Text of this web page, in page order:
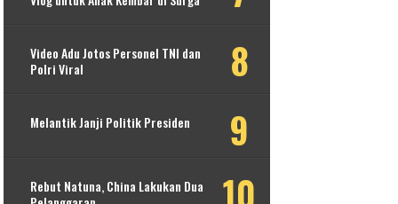
Video Adu Jotos Personel TNI dan
Polri Viral
Melantik Janji Politik Presiden
Rebut Natuna, China Lakukan Dua